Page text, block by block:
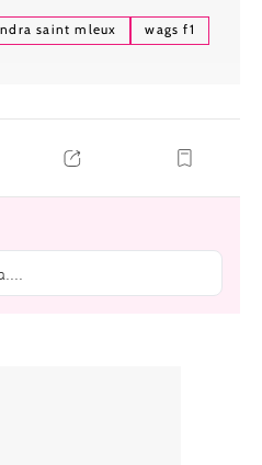
saint mleux wags f1